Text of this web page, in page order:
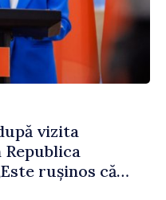
vizita
rușinos că